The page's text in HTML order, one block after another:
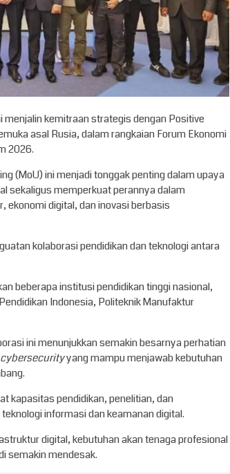
kemitraan strategis dengan Positive
asal Rusia, dalam rangkaian Forum Ekonomi
2026.
(MoU) ini menjadi tonggak penting dalam upaya
sekaligus memperkuat perannya dalam
ekonomi digital, dan inovasi berbasis
kolaborasi pendidikan dan teknologi antara
beberapa institusi pendidikan tinggi nasional,
Indonesia, Politeknik Manufaktur
ini menunjukkan semakin besarnya perhatian
cybersecurityyang mampu menjawab kebutuhan
kapasitas pendidikan, penelitian, dan
informasi dan keamanan digital.
digital, kebutuhan akan tenaga profesional
semakin mendesak.